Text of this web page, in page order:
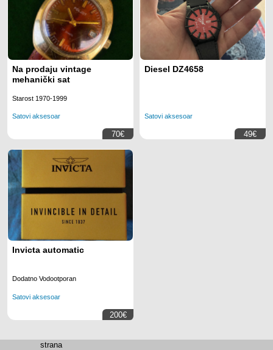
Na prodaju vintage
mehanički sat
Starost 1970-1999
Satovi aksesoar
70€
Diesel DZ4658
Satovi aksesoar
49€
Invicta automatic
Dodatno Vodootporan
Satovi aksesoar
200€